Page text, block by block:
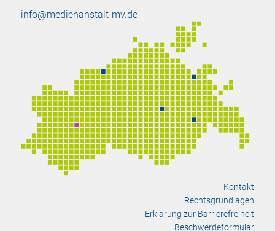
info@medienanstalt-mv.de
Kontakt
Rechtsgrundlagen
Erklärung zur Barrierefreiheit
Beschwerdeformular